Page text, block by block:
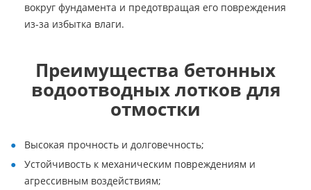
вокруг фундамента и предотвращая его повреждения
из-за избытка влаги.
Преимущества бетонных
водоотводных лотков для
отмостки
Высокая прочность и долговечность;
Устойчивость к механическим повреждениям и
агрессивным воздействиям;